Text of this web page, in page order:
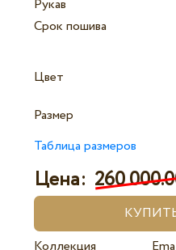
Рукав
Срок пошива
Цвет
Размер
Таблица размеров
Цена: 260